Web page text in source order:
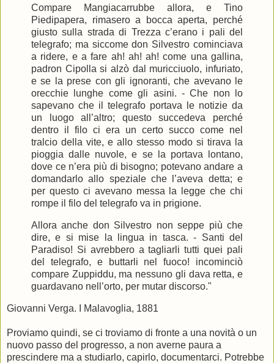
Compare Mangiacarrubbe allora, e Tino
Piedipapera, rimasero a bocca aperta, perché
giusto sulla strada di Trezza c’erano i pali del
telegrafo; ma siccome don Silvestro cominciava
a ridere, e a fare ah! ah! ah! come una gallina,
padron Cipolla si alzò dal muricciuolo, infuriato,
e se la prese con gli ignoranti, che avevano le
orecchie lunghe come gli asini. - Che non lo
sapevano che il telegrafo portava le notizie da
un luogo all’altro; questo succedeva perché
dentro il filo ci era un certo succo come nel
tralcio della vite, e allo stesso modo si tirava la
pioggia dalle nuvole, e se la portava lontano,
dove ce n’era più di bisogno; potevano andare a
domandarlo allo speziale che l’aveva detta; e
per questo ci avevano messa la legge che chi
rompe il filo del telegrafo va in prigione.
Allora anche don Silvestro non seppe più che
dire, e si mise la lingua in tasca. - Santi del
Paradiso! Si avrebbero a tagliarli tutti quei pali
del telegrafo, e buttarli nel fuoco! incominciò
compare Zuppiddu, ma nessuno gli dava retta, e
guardavano nell’orto, per mutar discorso."
Giovanni Verga. I Malavoglia, 1881
Proviamo quindi, se ci troviamo di fronte a una novità o un
nuovo passo del progresso, a non averne paura a
prescindere ma a studiarlo, capirlo, documentarci. Potrebbe